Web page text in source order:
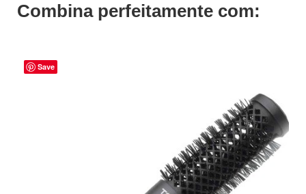
Combina perfeitamente com:
Save